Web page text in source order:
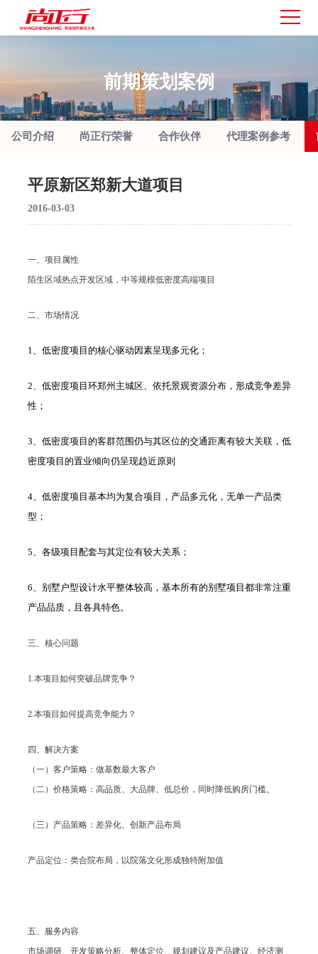
前期策划案例
公司介绍 尚正行荣誉 合作伙伴 代理案例参考
平原新区郑新大道项目
2016-03-03
一、项目属性
陌生区域热点开发区域，中等规模低密度高端项目
二、市场情况
1 低密度项目的核心驱动因素呈现多元化；
2
低密度项目环郑州主城区、依托景观资源分布，形成竞争差异
性；
3
低密度项目的客群范围仍与其区位的交通距离有较大关联，低
密度项目的置业倾向仍呈现趋近 原则
4、 低密度项目基本均为复合项目，产品多元化，无单一产品类
型；
5 各级项目配套与其定位有较大关系 ；
6
别墅户型设计水平整体较高，基本所有的别墅项目都非常注重
产品品质，且各具特色。
三、核心问题
1.本项目如何突破品牌竞争？
2.本项目如何提高竞争能力？
四、解决方案
（一）客户策略：做基数最大客户
（二）价格策略：高品质、大品牌、低总价，同时降低购房门槛。
（三）产品策略：差异化、创新产品布局
产品定位：类合院布局，以院落文化形成独特附加值
五、服务内容
市场调研、开发策略分析、整体定位、规划建议及产品建议、经济测